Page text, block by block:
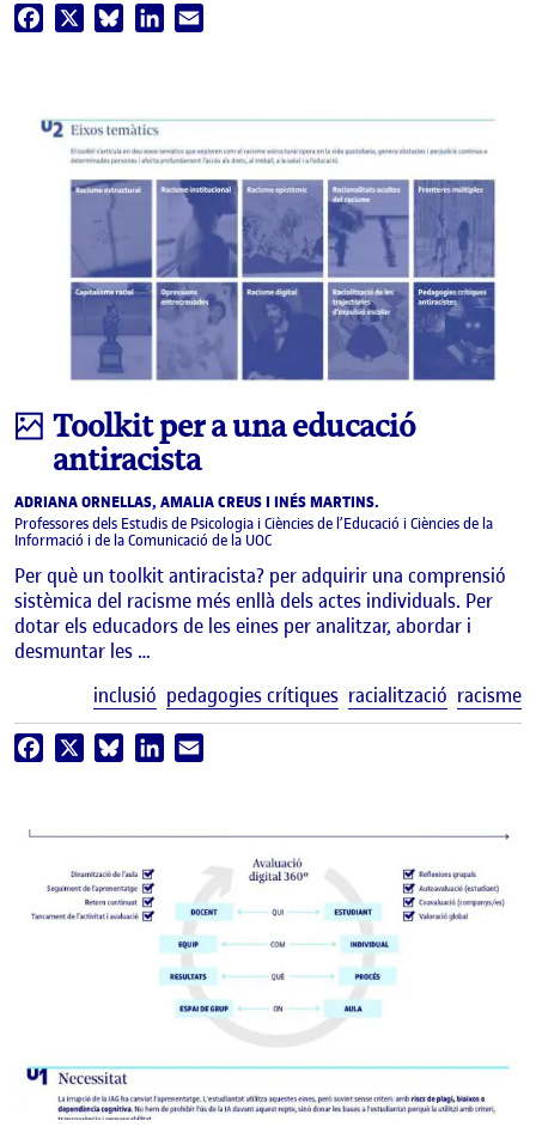
Facebook BlueskyLinkedIn
Infografia
Toolkit per a una educació
antiracista
ADRIANA ORNELLAS, AMALIA CREUS I INÉS MARTINS.
Professores dels Estudis de Psicologia i Ciències de l’Educació i Ciències de la
Informació i de la Comunicació de la UOC
Per què un toolkit antiracista? per adquirir una comprensió
sistèmica del racisme més enllà dels actes individuals. Per
dotar els educadors de les eines per analitzar, abordar i
desmuntar les …
inclusió pedagogies crítiques racialització racisme
Facebook BlueskyLinkedIn